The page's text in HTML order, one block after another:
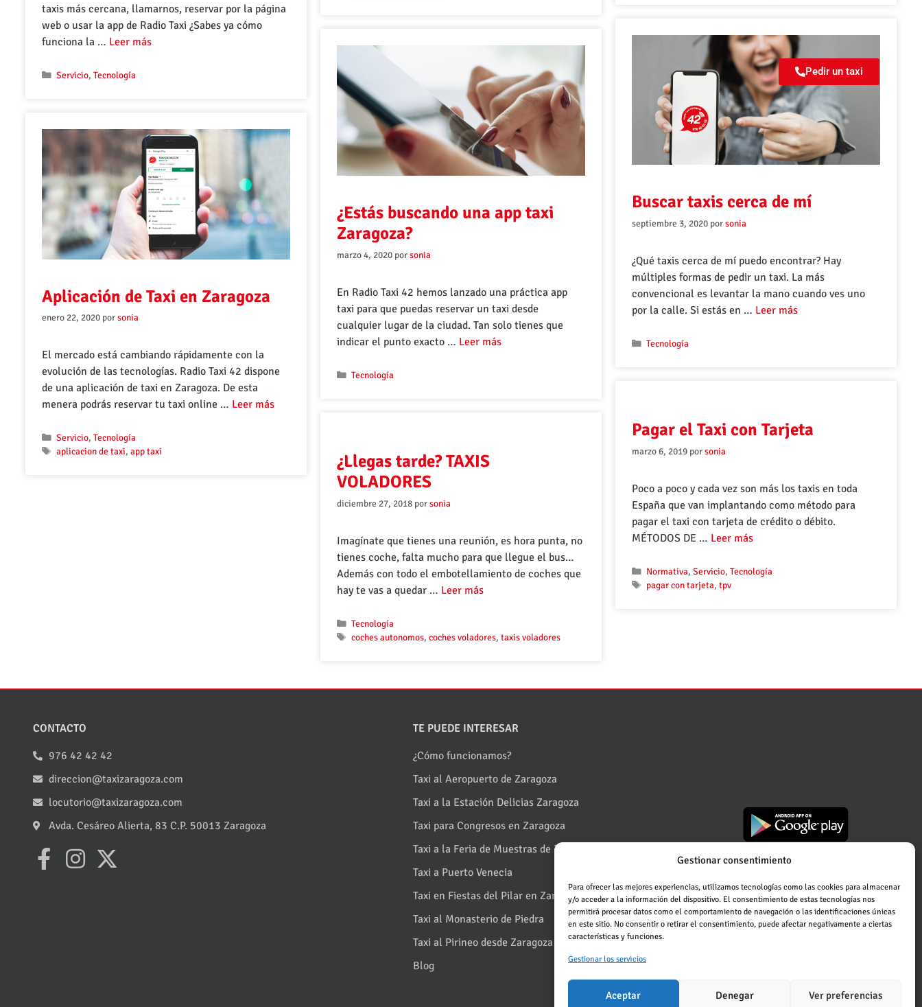
Gestionar consentimiento
Para ofrecer las mejores experiencias, utilizamos tecnologías como las cookies para almacenar
y/o acceder a la información del dispositivo. El consentimiento de estas tecnologías nos
permitirá procesar datos como el comportamiento de navegación o las identificaciones únicas
en este sitio. No consentir o retirar el consentimiento, puede afectar negativamente a ciertas
características y funciones.
Gestionar los servicios
Aceptar Denegar Ver preferencias
taxis más cercana, llamarnos, reservar por la página
web o usar la app de Radio Taxi ¿Sabes ya cómo
funciona la … Leer más
Servicio,Tecnología
Buscar taxis cerca de mí
septiembre 3, 2020 porsonia
¿Qué taxis cerca de mí puedo encontrar? Hay
múltiples formas de pedir un taxi. La más
convencional es levantar la mano cuando ves uno
por la calle. Si estás en … Leer más
Tecnología
¿Estás buscando una app taxi
Zaragoza?
marzo 4, 2020 porsonia
En Radio Taxi 42 hemos lanzado una práctica app
taxi para que puedas reservar un taxi desde
cualquier lugar de la ciudad. Tan solo tienes que
indicar el punto exacto … Leer más
Tecnología
Aplicación de Taxi en Zaragoza
enero 22, 2020 porsonia
El mercado está cambiando rápidamente con la
evolución de las tecnologías. Radio Taxi 42 dispone
de una aplicación de taxi en Zaragoza. De esta
menera podrás reservar tu taxi online … Leer más
Servicio,Tecnología
aplicacion de taxi,app taxi
Pagar el Taxi con Tarjeta
marzo 6, 2019 porsonia
Poco a poco y cada vez son más los taxis en toda
España que van implantando como método para
pagar el taxi con tarjeta de crédito o débito.
MÉTODOS DE … Leer más
Normativa,Servicio,Tecnología
pagar con tarjeta,tpv
¿Llegas tarde? TAXIS
VOLADORES
diciembre 27, 2018 porsonia
Imagínate que tienes una reunión, es hora punta, no
tienes coche, falta mucho para que llegue el bus…
Además con todo el embotellamiento de coches que
hay te vas a quedar … Leer más
Tecnología
coches autonomos,coches voladores,taxis voladores
CONTACTO
976 42 42 42
direccion@taxizaragoza.com
locutorio@taxizaragoza.com
Avda. Cesáreo Alierta, 83 C.P. 50013 Zaragoza
TE PUEDE INTERESAR
¿Cómo funcionamos?
Taxi al Aeropuerto de Zaragoza
Taxi a la Estación Delicias Zaragoza
Taxi para Congresos en Zaragoza
Taxi a la Feria de Muestras de Zaragoza
Taxi a Puerto Venecia
Taxi en Fiestas del Pilar en Zaragoza
Taxi al Monasterio de Piedra
Taxi al Pirineo desde Zaragoza
Blog
Pedir un taxi